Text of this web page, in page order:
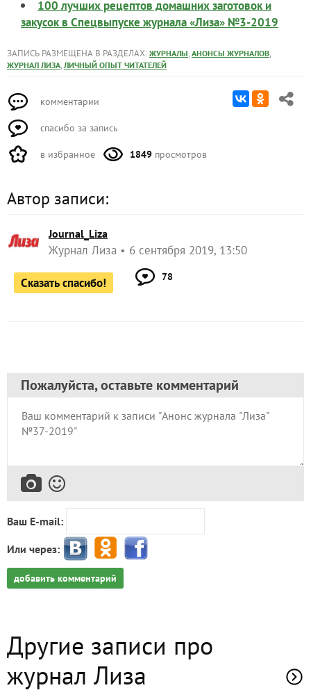
100 лучших рецептов домашних заготовок и
закусок в Спецвыпуске журнала «Лиза» №3-2019
ЗАПИСЬ РАЗМЕЩЕНА В РАЗДЕЛАХ: ЖУРНАЛЫ, АНОНСЫ ЖУРНАЛОВ,
ЖУРНАЛ ЛИЗА, ЛИЧНЫЙ ОПЫТ ЧИТАТЕЛЕЙ
комментарии
спасибо за запись
в избранное 1849 просмотров
Автор записи:
Journal_Liza
Журнал Лиза 6 сентября 2019, 13:50
Сказать спасибо! 78
Пожалуйста, оставьте комментарий
Ваш E-mail:
Или через:
добавить комментарий
Другие записи про
журнал Лиза